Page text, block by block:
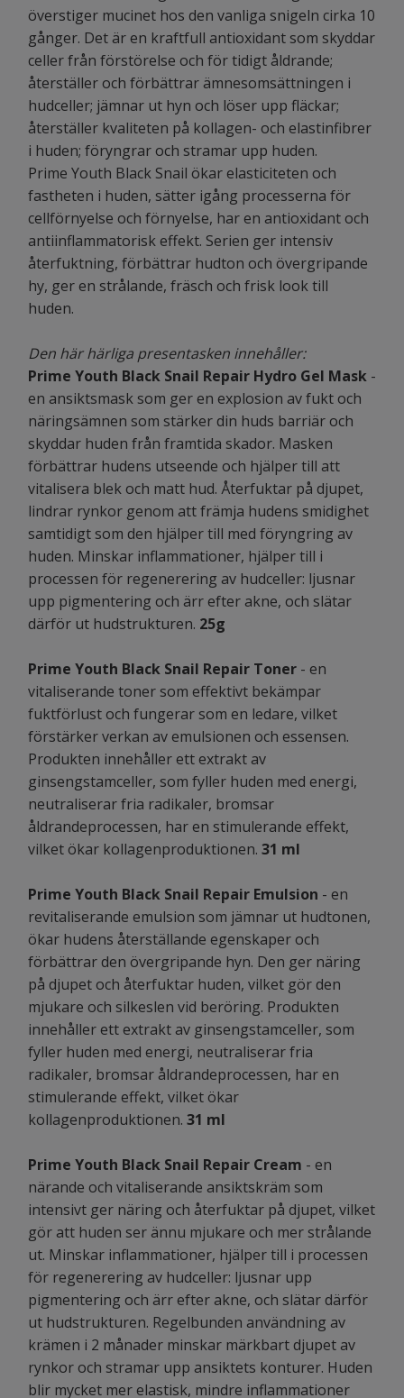
överstiger mucinet hos den vanliga snigeln cirka 10
gånger. Det är en kraftfull antioxidant som skyddar
celler från förstörelse och för tidigt åldrande;
återställer och förbättrar ämnesomsättningen i
hudceller; jämnar ut hyn och löser upp fläckar;
återställer kvaliteten på kollagen- och elastinfibrer
i huden; föryngrar och stramar upp huden.
Prime Youth Black Snail ökar elasticiteten och
fastheten i huden, sätter igång processerna för
cellförnyelse och förnyelse, har en antioxidant och
antiinflammatorisk effekt. Serien ger intensiv
återfuktning, förbättrar hudton och övergripande
hy, ger en strålande, fräsch och frisk look till
huden.
Den här härliga presentasken innehåller:
Prime Youth Black Snail Repair Hydro Gel Mask -
en ansiktsmask som ger en explosion av fukt och
näringsämnen som stärker din huds barriär och
skyddar huden från framtida skador. Masken
förbättrar hudens utseende och hjälper till att
vitalisera blek och matt hud. Återfuktar på djupet,
lindrar rynkor genom att främja hudens smidighet
samtidigt som den hjälper till med föryngring av
huden. Minskar inflammationer, hjälper till i
processen för regenerering av hudceller: ljusnar
upp pigmentering och ärr efter akne, och slätar
därför ut hudstrukturen. 25g
Prime Youth Black Snail Repair Toner - en
vitaliserande toner som effektivt bekämpar
fuktförlust och fungerar som en ledare, vilket
förstärker verkan av emulsionen och essensen.
Produkten innehåller ett extrakt av
ginsengstamceller, som fyller huden med energi,
neutraliserar fria radikaler, bromsar
åldrandeprocessen, har en stimulerande effekt,
vilket ökar kollagenproduktionen. 31 ml
Prime Youth Black Snail Repair Emulsion - en
revitaliserande emulsion som jämnar ut hudtonen,
ökar hudens återställande egenskaper och
förbättrar den övergripande hyn. Den ger näring
på djupet och återfuktar huden, vilket gör den
mjukare och silkeslen vid beröring. Produkten
innehåller ett extrakt av ginsengstamceller, som
fyller huden med energi, neutraliserar fria
radikaler, bromsar åldrandeprocessen, har en
stimulerande effekt, vilket ökar
kollagenproduktionen. 31 ml
Prime Youth Black Snail Repair Cream - en
närande och vitaliserande ansiktskräm som
intensivt ger näring och återfuktar på djupet, vilket
gör att huden ser ännu mjukare och mer strålande
ut. Minskar inflammationer, hjälper till i processen
för regenerering av hudceller: ljusnar upp
pigmentering och ärr efter akne, och slätar därför
ut hudstrukturen. Regelbunden användning av
krämen i 2 månader minskar märkbart djupet av
rynkor och stramar upp ansiktets konturer. Huden
blir mycket mer elastisk, mindre inflammationer